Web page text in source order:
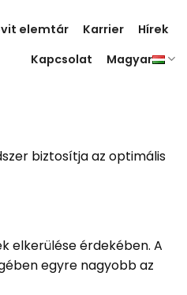
elemtár Karrier
Hírek
Kapcsolat
Magyar
biztosítja az optimális
elkerülése érdekében. A
egyre nagyobb az